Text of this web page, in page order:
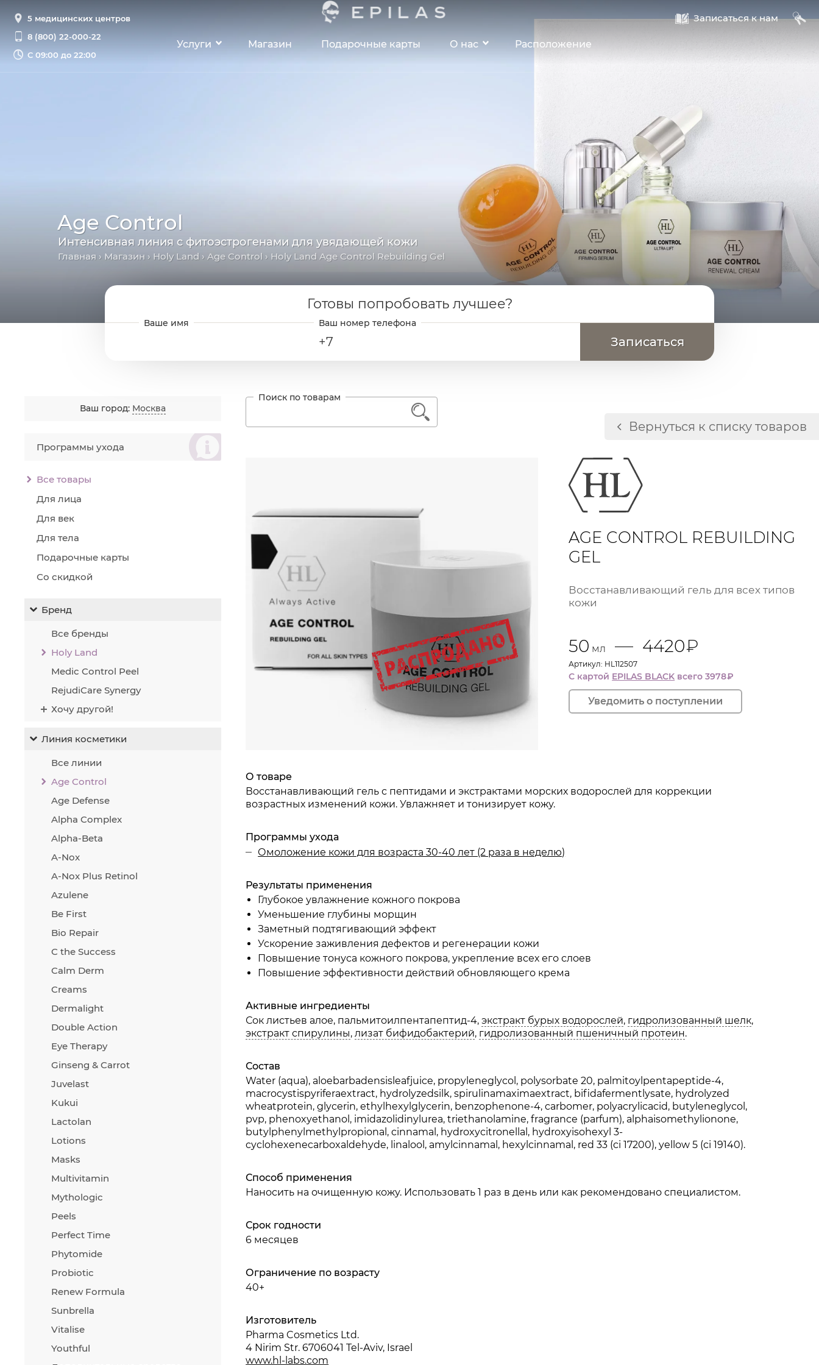
5 медицинских центров
8 (800) 22-000-22
С 09:00 до 22:00
Услуги Магазин Подарочные карты О нас Расположение
A Записаться к нам B
Age Control
Интенсивная линия с фитоэстрогенами для увядающей кожи
Главная › Магазин › Holy Land ›Age Control › Holy Land Age Control Rebuilding Gel
Готовы попробовать лучшее?
+7
Ваш город: Москва
စ
Программы ухода
Все товары
Для лица
Для век
Для тела
Подарочные карты
Со скидкой
Бренд
Все бренды
Holy Land
Medic Control Peel
RejudiCare Synergy
Хочу другой!
Линия косметики
Все линии
Age Control
Age Defense
Alpha Complex
Alpha-Beta
A-Nox
A-Nox Plus Retinol
Azulene
Be First
Bio Repair
C the Success
Calm Derm
Creams
Dermalight
Double Action
Eye Therapy
Ginseng & Carrot
Juvelast
Kukui
Lactolan
Lotions
Masks
Multivitamin
Mythologic
Peels
Perfect Time
Phytomide
Probiotic
Renew Formula
Sunbrella
Vitalise
Youthful
Назначение линии
Нормализует гормональный баланс кожи.
Стимулирует синтез коллагена и межклеточного вещества.
Обеспечивает немедленный подтягивающий и разглаживающий эффект.
Обладает пролонгированным действием.
Улучшает регенерацию и обновление эпидермиса, выравнивает кожу.
Нейтрализует свободные радикалы и защищает кожу от внешних воздействий.
Профилактика старения.
Активные ингредиенты линии
Морские водоросли
L-аскорбиновая кислота
Вернуться к списку товаров
1
AGE CONTROL REBUILDING
GEL
Восстанавливающий гель для всех типов
кожи
50 мл 4420₽
Артикул: HL112507
С картой EPILAS BLACK всего 3978₽
О товаре
Восстанавливающий гель с пептидами и экстрактами морских водорослей для коррекции
возрастных изменений кожи. Увлажняет и тонизирует кожу.
Программы ухода
Омоложение кожи для возраста 30-40 лет (2 раза в неделю)
Результаты применения
Глубокое увлажнение кожного покрова
Уменьшение глубины морщин
Заметный подтягивающий эффект
Ускорение заживления дефектов и регенерации кожи
Повышение тонуса кожного покрова, укрепление всех его слоев
Повышение эффективности действий обновляющего крема
Активные ингредиенты
Сок листьев алое, пальмитоилпентапептид-4,экстракт бурых водорослей, гидролизованный шелк,
экстракт спирулины,лизат бифидобактерий, гидролизованный пшеничный протеин.
Состав
Water (aqua), aloebarbadensisleafjuice, propyleneglycol, polysorbate 20, palmitoylpentapeptide-4,
macrocystispyriferaextract, hydrolyzedsilk, spirulinamaximaextract, bifidafermentlysate, hydrolyzed
wheatprotein, glycerin, ethylhexylglycerin, benzophenone-4, carbomer, polyacrylicacid, butyleneglycol,
pvp, phenoxyethanol, imidazolidinylurea, triethanolamine, fragrance (parfum), alphaisomethylionone,
butylphenylmethylpropional, cinnamal, hydroxycitronellal, hydroxyisohexyl 3-
cyclohexenecarboxaldehyde, linalool, amylcinnamal, hexylcinnamal, red 33 (ci 17200), yellow 5 (ci 19140).
Способ применения
Наносить на очищенную кожу. Использовать 1 раз в день или как рекомендовано специалистом.
Срок годности
6 месяцев
Ограничение по возрасту
40+
Изготовитель
Pharma Cosmetics Ltd.
4 Nirim Str. 6706041 Tel-Aviv, Israel
www.hl-labs.com